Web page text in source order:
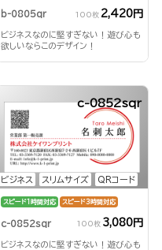
b-0805qr 100枚 2,420円
ビジネスなのに堅すぎない！遊び心も
欲しいならこのデザイン！
ビジネス スリムサイズ QRコード
c-0852sqr
スピード1時間対応 スピード3時間対応
c-0852sqr 100枚 3,080円
ビジネスなのに堅すぎない！遊び心も